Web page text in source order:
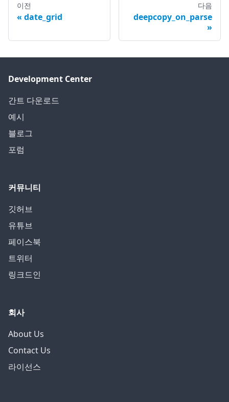
이전
date_grid
다음
deepcopy_on_parse
Development Center
간트 다운로드
예시
블로그
포럼
커뮤니티
깃허브
유튜브
페이스북
트위터
링크드인
회사
About Us
Contact Us
라이선스